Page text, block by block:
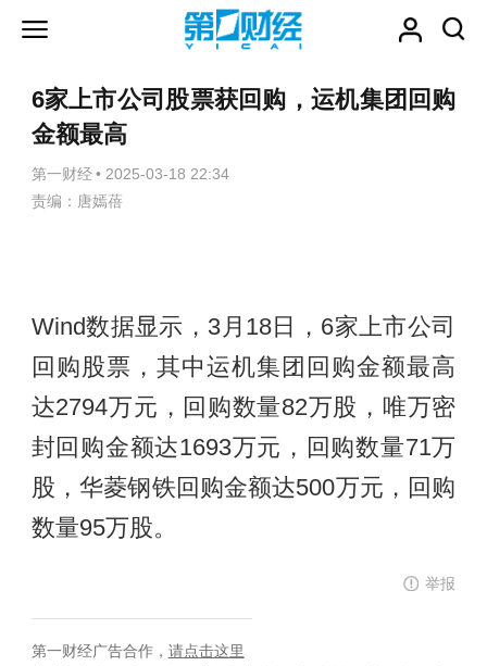
6家上市公司股票获回购，运机集团回购
金额最高
第一财经 • 2025-03-18 22:34
责编：唐嫣蓓
Wind数据显示，3月18日，6家上市公司
回购股票，其中运机集团回购金额最高
达2794万元，回购数量82万股，唯万密
封回购金额达1693万元，回购数量71万
股，华菱钢铁回购金额达500万元，回购
数量95万股。
举报
第一财经广告合作， 请点击这里